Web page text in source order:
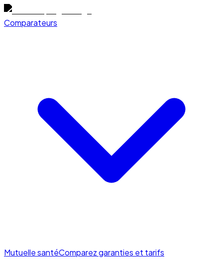
Comparateurs
Mutuelle santéComparez garanties et tarifs